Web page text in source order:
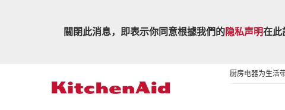
關閉此消息，即表示你同意根據我們的隐私声明在此
厨房电器为生活